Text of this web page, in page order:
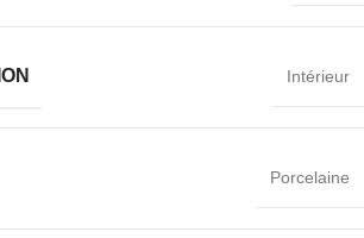
Intérieur
Porcelaine